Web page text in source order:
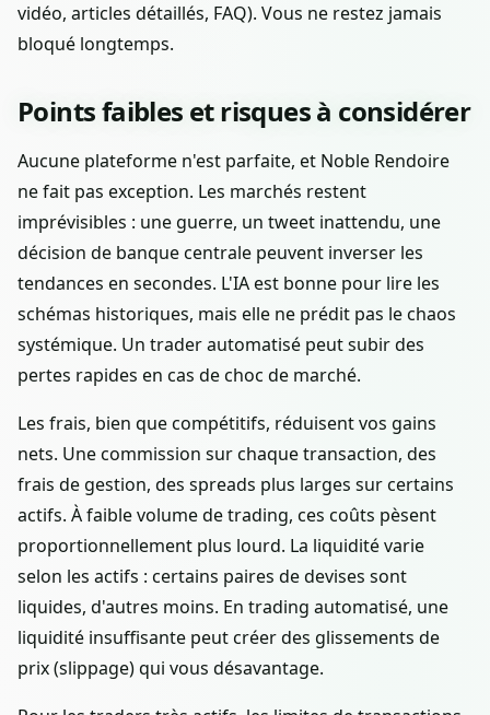
vidéo, articles détaillés, FAQ). Vous ne restez jamais
bloqué longtemps.
Points faibles et risques à considérer
Aucune plateforme n'est parfaite, et Noble Rendoire
ne fait pas exception. Les marchés restent
imprévisibles : une guerre, un tweet inattendu, une
décision de banque centrale peuvent inverser les
tendances en secondes. L'IA est bonne pour lire les
schémas historiques, mais elle ne prédit pas le chaos
systémique. Un trader automatisé peut subir des
pertes rapides en cas de choc de marché.
Les frais, bien que compétitifs, réduisent vos gains
nets. Une commission sur chaque transaction, des
frais de gestion, des spreads plus larges sur certains
actifs. À faible volume de trading, ces coûts pèsent
proportionnellement plus lourd. La liquidité varie
selon les actifs : certains paires de devises sont
liquides, d'autres moins. En trading automatisé, une
liquidité insuffisante peut créer des glissements de
prix (slippage) qui vous désavantage.